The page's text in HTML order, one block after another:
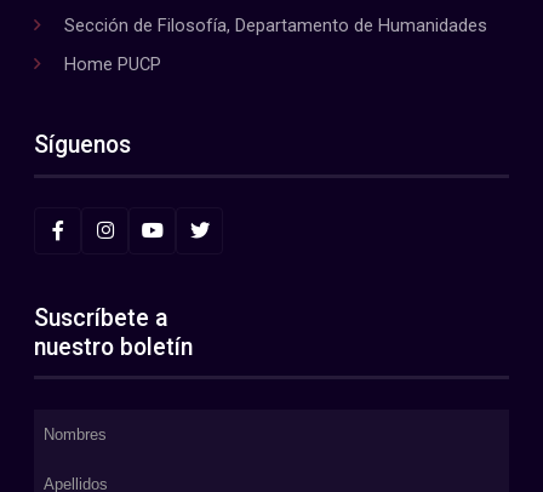
Sección de Filosofía, Departamento de Humanidades
Home PUCP
Síguenos
Suscríbete a
nuestro boletín